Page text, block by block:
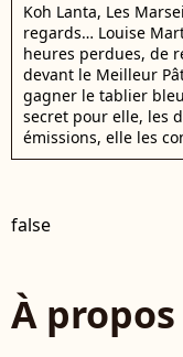
Koh Lanta, Les
regards… Louise
heures perdues, de
devant le Meilleur
gagner le tablier
secret pour elle, les
émissions, elle les
false
À